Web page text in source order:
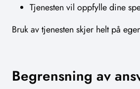
Tjenesten vil oppfylle dine
Bruk av tjenesten skjer helt på
Begrensning av